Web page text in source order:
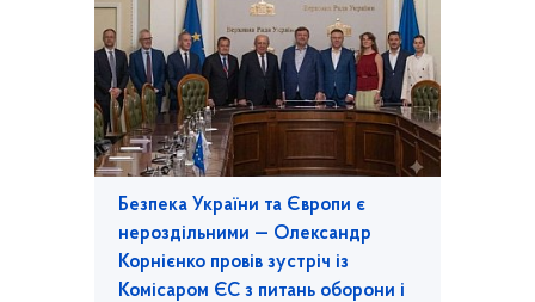
Безпека України та Європи є
нероздільними — Олександр
Корнієнко провів зустріч із
Комісаром ЄС з питань оборони і